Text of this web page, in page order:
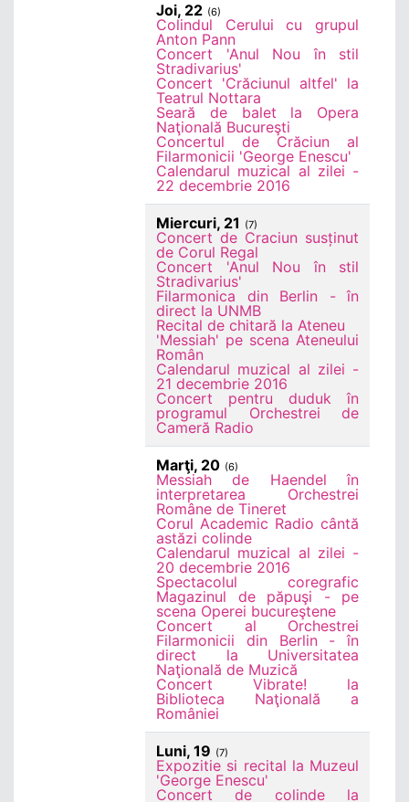
Joi, 22 (6)
Colindul Cerului cu grupul
Anton Pann
Concert 'Anul Nou în stil
Stradivarius'
Concert 'Crăciunul altfel' la
Teatrul Nottara
Seară de balet la Opera
Naţională Bucureşti
Concertul de Crăciun al
Filarmonicii 'George Enescu'
Calendarul muzical al zilei -
22 decembrie 2016
Miercuri, 21 (7)
Concert de Craciun susținut
de Corul Regal
Concert 'Anul Nou în stil
Stradivarius'
Filarmonica din Berlin - în
direct la UNMB
Recital de chitară la Ateneu
'Messiah' pe scena Ateneului
Român
Calendarul muzical al zilei -
21 decembrie 2016
Concert pentru duduk în
programul Orchestrei de
Cameră Radio
Marţi, 20 (6)
Messiah de Haendel în
interpretarea Orchestrei
Române de Tineret
Corul Academic Radio cântă
astăzi colinde
Calendarul muzical al zilei -
20 decembrie 2016
Spectacolul coregrafic
Magazinul de păpuşi - pe
scena Operei bucureştene
Concert al Orchestrei
Filarmonicii din Berlin - în
direct la Universitatea
Naţională de Muzică
Concert Vibrate! la
Biblioteca Naţională a
României
Luni, 19 (7)
Expozitie si recital la Muzeul
'George Enescu'
Concert de colinde la